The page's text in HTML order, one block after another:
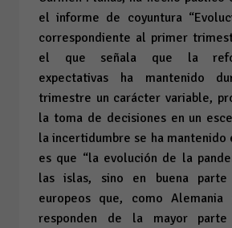
el informe de coyuntura
correspondiente al primer
el que señala que la
expectativas ha mantenido
trimestre un carácter variable,
la toma de decisiones en un
la incertidumbre se ha mantenido
es que “la evolución de la
las islas, sino en buena
europeos que, como Alemania
responden de la mayor